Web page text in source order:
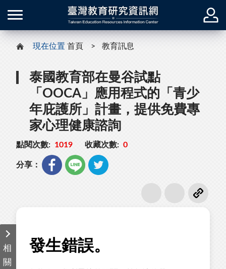
現在位置 首頁 教育訊息
泰國教育部在曼谷試點
「OOCA」應用程式的「青少
年庇護所」計畫，提供免費專
家心理健康諮詢
點閱次數: 1019 收藏次數: 0
分享：
相
關